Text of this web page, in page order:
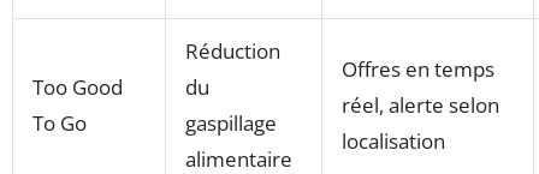
Too Good
To Go
Réduction
du
gaspillage
alimentaire
Offres en temps
réel, alerte selon
localisation